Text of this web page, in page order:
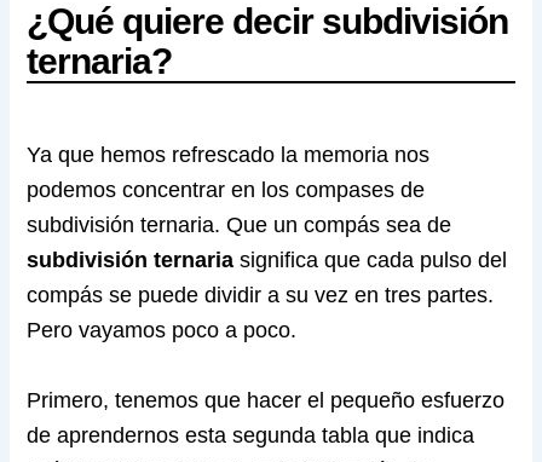
¿Qué quiere decir subdivisión
ternaria?
Ya que hemos refrescado la memoria nos
podemos concentrar en los compases de
subdivisión ternaria. Que un compás sea de
subdivisión ternaria significa que cada pulso del
compás se puede dividir a su vez en tres partes.
Pero vayamos poco a poco.
Primero, tenemos que hacer el pequeño esfuerzo
de aprendernos esta segunda tabla que indica